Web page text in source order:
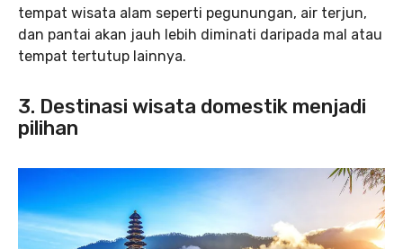
tempat wisata alam seperti pegunungan, air terjun,
dan pantai akan jauh lebih diminati daripada mal atau
tempat tertutup lainnya.
3. Destinasi wisata domestik menjadi
pilihan